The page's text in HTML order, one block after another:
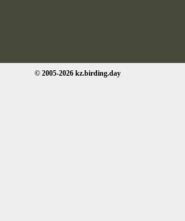
© 2005-2026 kz.birding.day